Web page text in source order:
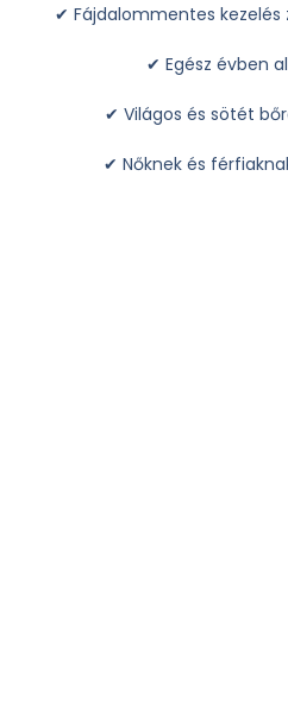
✔ Fájdalommentes kezelés
✔ Egész évben
✔ Világos és sötét
✔ Nőknek és